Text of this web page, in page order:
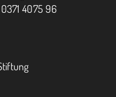
4075 96